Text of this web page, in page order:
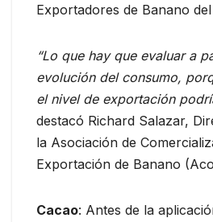
Exportadores de Banano
“Lo que hay que evaluar a
evolución del consumo,
el nivel de exportación
destacó Richard Salazar,
la Asociación de
Exportación de Banano
Cacao: Antes de la